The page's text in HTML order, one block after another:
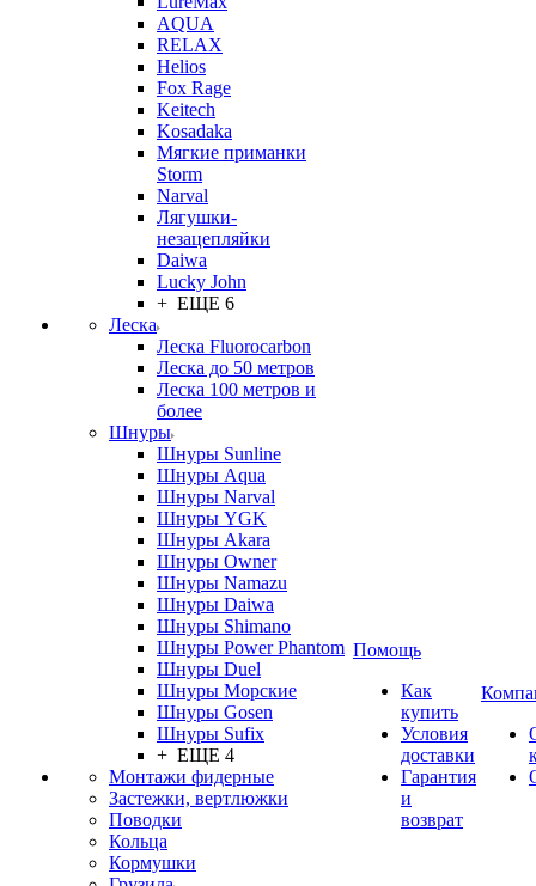
AQUA
RELAX
Helios
Fox Rage
Keitech
Kosadaka
Мягкие приманки
Storm
Narval
Лягушки-
незацепляйки
Daiwa
Lucky John
+ ЕЩЕ 6
Леска
Леска Fluorocarbon
Леска до 50 метров
Леска 100 метров и
более
Шнуры
Шнуры Sunline
Шнуры Aqua
Шнуры Narval
Шнуры YGK
Шнуры Akara
Шнуры Owner
Шнуры Namazu
Шнуры Daiwa
Шнуры Shimano
Шнуры Power Phantom
Шнуры Duel
Шнуры Морские
Шнуры Gosen
Шнуры Sufix
+ ЕЩЕ 4
Монтажи фидерные
Застежки, вертлюжки
Поводки
Кольца
Кормушки
Помощь
Как
купить
Условия
доставки
Гарантия
и
возврат